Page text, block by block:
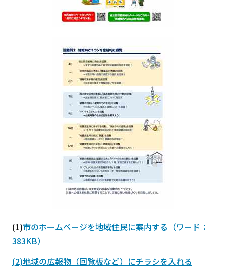
(1)市のホームページを地域住民に案内する（ワード：
383KB）
(2)地域の広報物（回覧板など）にチラシを入れる